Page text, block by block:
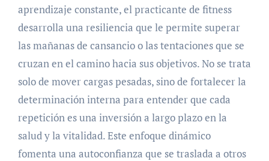
aprendizaje constante, el practicante de fitness
desarrolla una resiliencia que le permite superar
las mañanas de cansancio o las tentaciones que se
cruzan en el camino hacia sus objetivos. No se trata
solo de mover cargas pesadas, sino de fortalecer la
determinación interna para entender que cada
repetición es una inversión a largo plazo en la
salud y la vitalidad. Este enfoque dinámico
fomenta una autoconfianza que se traslada a otros